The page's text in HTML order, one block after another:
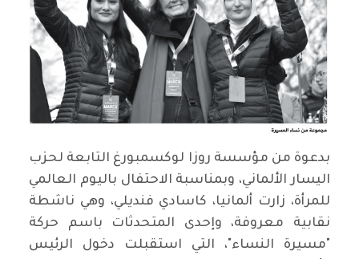
بدعوة من مؤسسة روزا لوكسمبورغ التابعة لحزب
اليسار الألماني، وبمناسبة الاحتفال باليوم العالمي
للمرأة، زارت ألمانيا، كاسادي فنديلي، وهي ناشطة
نقابية معروفة، وإحدى المتحدثات باسم حركة
"مسيرة النساء"، التي استقبلت دخول الرئيس